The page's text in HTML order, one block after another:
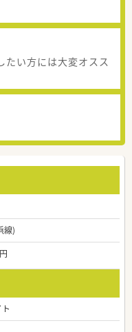
たい方には大変オスス
線)